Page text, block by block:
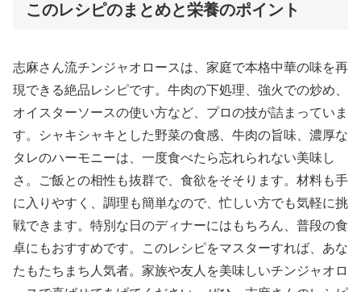
このレシピのまとめと栄養のポイント
志麻さん流チンジャオロースは、家庭で本格中華の味を再
現できる絶品レシピです。牛肉の下処理、強火での炒め、
オイスターソースの使い方など、プロの技が詰まっていま
す。シャキシャキとした野菜の食感、牛肉の旨味、濃厚な
タレのハーモニーは、一度食べたら忘れられない美味し
さ。ご飯との相性も抜群で、食欲をそそります。材料も手
に入りやすく、調理も簡単なので、忙しい方でも気軽に挑
戦できます。特別な日のディナーにはもちろん、普段の食
卓にもおすすめです。このレシピをマスターすれば、あな
たもたちまち人気者。家族や友人を美味しいチンジャオロ